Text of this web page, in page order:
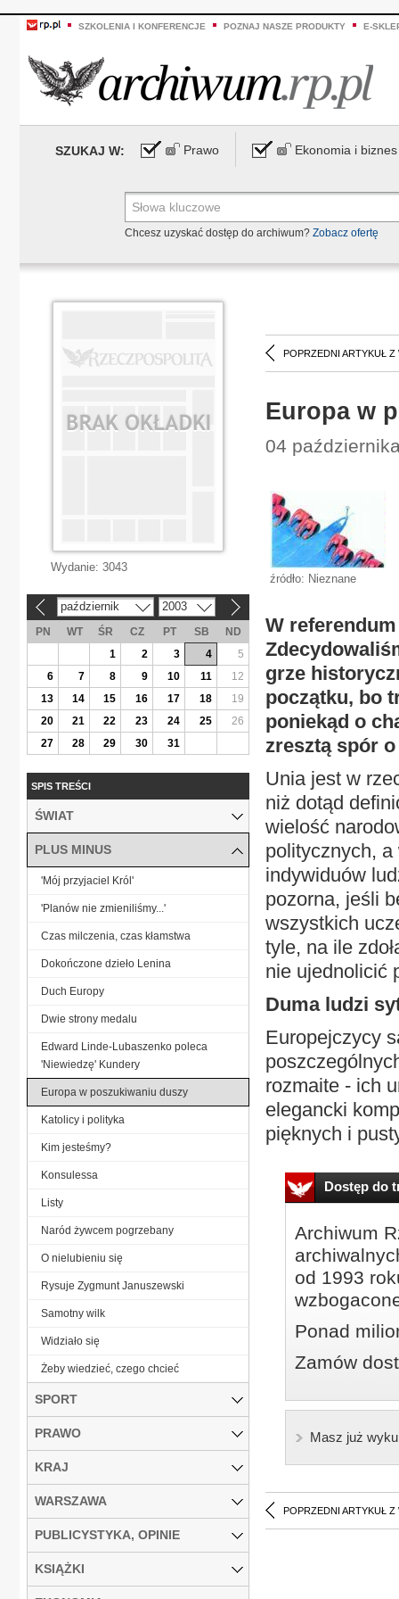
SZKOLENIA I KONFERENCJE POZNAJ NASZE PRODUKTY E-
SZUKAJ W: Prawo Ekonomia i biznes
Chcesz uzyskać dostęp do archiwum? Zobacz ofertę
POPRZEDNI ARTYKUŁ Z
Europa w
04
źródło: Nieznane
W
grze
początku, bo
poniekąd o
zresztą spór
Unia jest w
niż dotąd
wielość
politycznych,
indywiduów
pozorna, jeśli
wszystkich
tyle, na ile
nie ujednolicić
Duma ludzi
Europejczycy
rozmaite - ich
elegancki
pięknych i
Dostęp do
Archiwum
od 1993
Ponad
Zamów
Masz już
POPRZEDNI ARTYKUŁ Z
Wydanie: 3043
październik 2003
PN WT ŚR CZ PT SB
ND
1
2 3 4
5
6
7 8 9 10 11
12
13
14 15 16 17 18
19
20
21 22 23 24 25
26
27
28 29 30 31
SPIS TREŚCI
ŚWIAT
PLUS MINUS
'Mój przyjaciel Król'
'Planów nie zmieniliśmy...'
Czas milczenia, czas kłamstwa
Dokończone dzieło Lenina
Duch Europy
Dwie strony medalu
Edward Linde-Lubaszenko poleca
'Niewiedzę' Kundery
Europa w poszukiwaniu duszy
Katolicy i polityka
Kim jesteśmy?
Konsulessa
Listy
Naród żywcem pogrzebany
O nielubieniu się
Rysuje Zygmunt Januszewski
Samotny wilk
Widziało się
Żeby wiedzieć, czego chcieć
SPORT
PRAWO
KRAJ
WARSZAWA
PUBLICYSTYKA, OPINIE
KSIĄŻKI